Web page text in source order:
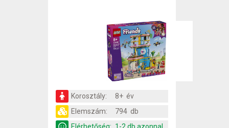
Korosztály:
8+ év
Elemszám:
794 db